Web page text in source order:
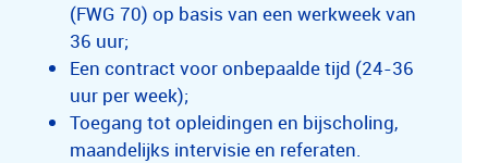
(FWG 70) op basis van een werkweek van
36 uur;
Een contract voor onbepaalde tijd (24-36
uur per week);
Toegang tot opleidingen en bijscholing,
maandelijks intervisie en referaten.